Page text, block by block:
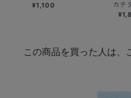
¥1,100
カチ
この商品を買った人は、